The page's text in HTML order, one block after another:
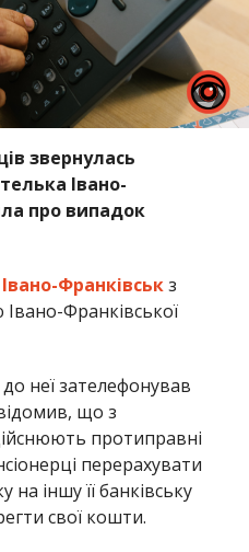
звернулась
Івано-
про випадок
Франківськз
Івано-Франківської
неї зателефонував
що з
протиправні
перерахувати
на іншу її банківську
свої кошти.